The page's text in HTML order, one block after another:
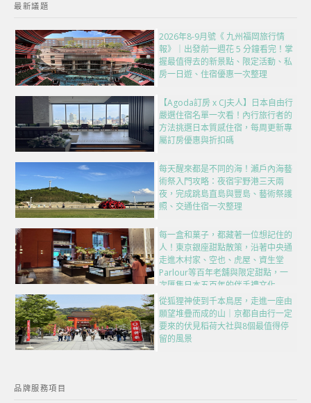
最新議題
2026年8-9月號《 九州福岡旅行情
報》｜出發前一週花 5 分鐘看完！掌
握最值得去的新景點、限定活動、私
房一日遊、住宿優惠一次整理
【Agoda訂房 x CJ夫人】日本自由行
嚴選住宿名單一次看！內行旅行者的
方法挑選日本質感住宿，每周更新專
屬訂房優惠與折扣碼
每天醒來都是不同的海！瀨戶內海藝
術祭入門攻略：夜宿宇野港三天兩
夜，完成跳島直島與豐島、藝術祭護
照、交通住宿一次整理
每一盒和菓子，都藏著一位想記住的
人！東京銀座甜點散策，沿著中央通
走進木村家、空也、虎屋、資生堂
Parlour等百年老舖與限定甜點，一
次匯集日本五百年的伴手禮文化
從狐狸神使到千本鳥居，走進一座由
願望堆疊而成的山｜京都自由行一定
要來的伏見稻荷大社與8個最值得停
留的風景
品牌服務項目